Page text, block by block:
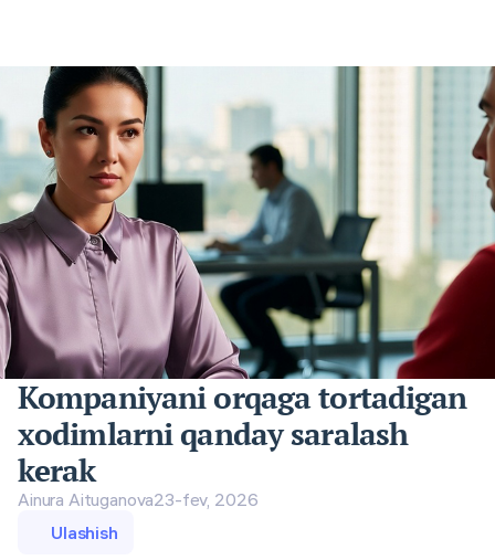
Kompaniyani orqaga tortadigan
xodimlarni qanday saralash
kerak
Ainura Aituganova23-fev, 2026
Ulashish